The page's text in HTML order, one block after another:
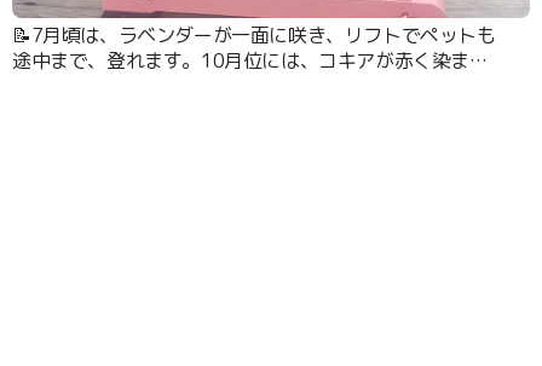
📝7月頃は、ラベンダーが一面に咲き、リフトでペットも
途中まで、登れます。10月位には、コキアが赤く染まり